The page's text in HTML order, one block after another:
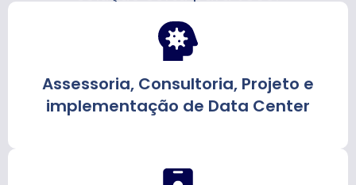
Assessoria, Consultoria, Projeto e
implementação de Data Center